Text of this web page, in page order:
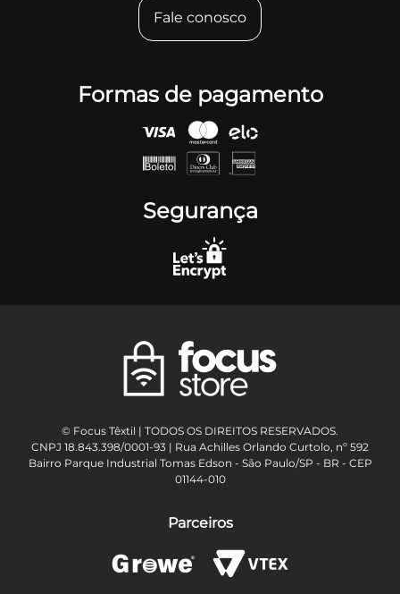
Fale conosco
Formas de pagamento
Segurança
© Focus Têxtil | TODOS OS DIREITOS RESERVADOS.
CNPJ 18.843.398/0001-93 | Rua Achilles Orlando Curtolo, nº 592
Bairro Parque Industrial Tomas Edson - São Paulo/SP - BR - CEP
01144-010
Parceiros